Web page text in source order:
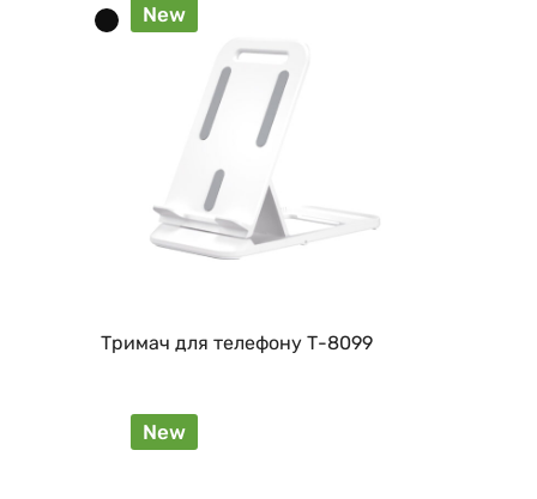
New
Тримач для телефону Т-8099
New